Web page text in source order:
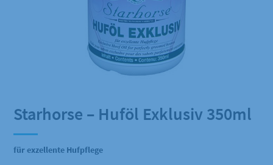
Starhorse – Huföl Exklusiv 350ml
für exzellente Hufpflege